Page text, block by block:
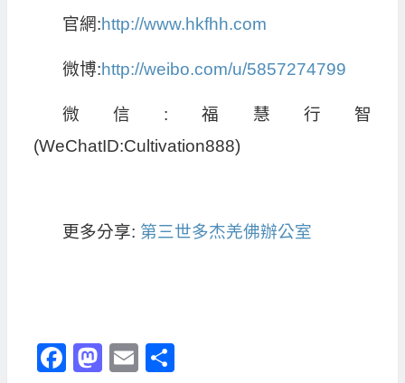
官網:http://www.hkfhh.com
微博:http://weibo.com/u/5857274799
微信:福慧行智
(WeChatID:Cultivation888)
更多分享: 第三世多杰羌佛辦公室
Facebook
Mastodon
Email